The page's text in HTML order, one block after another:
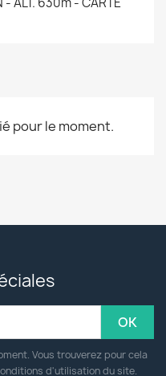
pour le moment.
Vous trouverez pour cela
d'utilisation du site.